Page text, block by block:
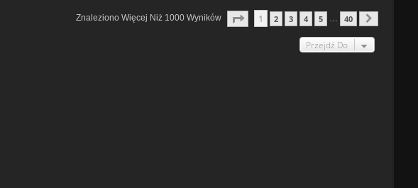
Znaleziono Więcej Niż 1000 Wyników Strona 1Z 40
1 2 3 4 5 … 40
Przejdź Do